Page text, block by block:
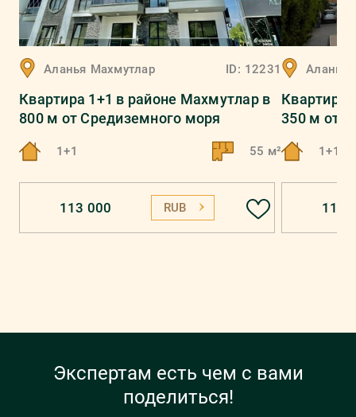
Аланья Махмутлар ID: 12231
Квартира 1+1 в районе Махмутлар в
800 м от Средиземного моря
1+1 55 м²
113 000 RUB
Аланья
Квартира
350 м от
1+1
116
Экспертам есть чем с вами
поделиться!